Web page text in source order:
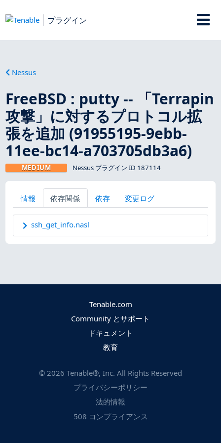
プラグイン
Nessus
FreeBSD : putty -- 「Terrapin
攻撃」に対するプロトコル拡
張を追加 (91955195-9ebb-
11ee-bc14-a703705db3a6)
MEDIUM Nessus プラグイン ID 187114
情報 依存関係 依存 変更ログ
ssh_get_info.nasl
Tenable.com
Community とサポート
ドキュメント
教育
© 2026 Tenable®, Inc. All Rights Reserved
プライバシーポリシー
法的情報
508 コンプライアンス